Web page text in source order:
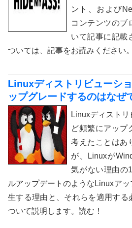
ント、および
コンテンツのブ
いて記事に記載
ついては、記事をお読みください。
Linuxディストリビューシ
ップグレードするのはなぜ
Linuxディスト
ど頻繁にアップ
考えたことはあ
が、Linuxが
気が​​ない理由の
ルアップデートのようなLinuxア
生する理由と、それらを適用する
ついて説明します。読む！